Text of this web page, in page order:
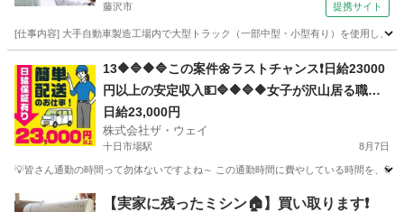
藤沢市 提携サイト
[仕事内容] 大手自動車製造工場内で大型トラック（一部中型・小型有り）を使用
ドライバー
13🔶🔷🔶🔷この案件🌼ラストチャンス❗️日給23000
円以上の安定収入💵🔷🔶🔷🔶女子が沢山居る職場
～🎵お気軽に御応募ください😄
日給23,000円
株式会社ザ・ウェイ
十日市場駅 8月7日
💡皆さん通勤の時間って勿体ないですよね～ この通勤時間に費やしている時間を、
横浜市 十日市場駅 配送 ネットスーパー
【実家に残ったミシン🏠】買い取ります❗️